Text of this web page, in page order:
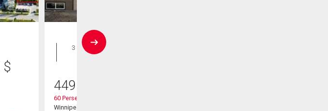
$
Maison
3 CAC , 3
449 900
60 Perseus Way
Winnipeg, MB